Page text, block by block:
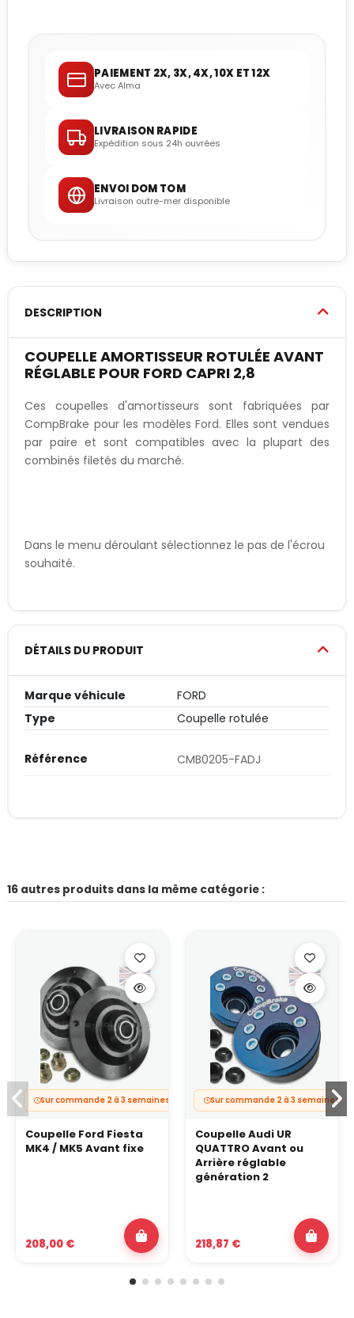
PAIEMENT 2X, 3X, 4X, 10X ET 12X
Avec Alma
LIVRAISON RAPIDE
Expédition sous 24h ouvrées
ENVOI DOM TOM
Livraison outre-mer disponible
DESCRIPTION
COUPELLE AMORTISSEUR ROTULÉE AVANT
RÉGLABLE POUR FORD CAPRI 2,8
Ces coupelles d'amortisseurs sont fabriquées par
CompBrake pour les modèles Ford. Elles sont vendues
par paire et sont compatibles avec la plupart des
combinés filetés du marché.
Dans le menu déroulant sélectionnez le pas de l'écrou
souhaité.
DÉTAILS DU PRODUIT
Marque véhicule
FORD
Type
Coupelle rotulée
Référence CMB0205-FADJ
16 autres produits dans la même catégorie :
Sur commande 2 à 3 semaines
Coupelle Ford Fiesta
MK4 / MK5 Avant fixe
208,00 €
Sur commande 2 à 3 semaines
Coupelle Audi UR
QUATTRO Avant ou
Arrière réglable
génération 2
218,87 €